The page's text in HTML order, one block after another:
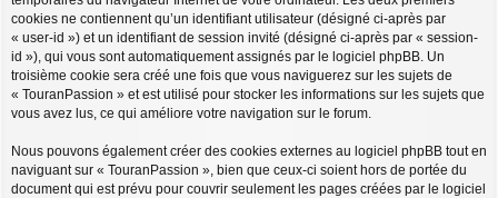
cookies ne contiennent qu’un identifiant utilisateur (désigné ci-après par
« user-id ») et un identifiant de session invité (désigné ci-après par « session-
id »), qui vous sont automatiquement assignés par le logiciel phpBB. Un
troisième cookie sera créé une fois que vous naviguerez sur les sujets de
« TouranPassion » et est utilisé pour stocker les informations sur les sujets que
vous avez lus, ce qui améliore votre navigation sur le forum.
Nous pouvons également créer des cookies externes au logiciel phpBB tout en
naviguant sur « TouranPassion », bien que ceux-ci soient hors de portée du
document qui est prévu pour couvrir seulement les pages créées par le logiciel